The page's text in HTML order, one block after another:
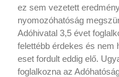
ez sem vezetett
nyomozóhatóság
Adóhivatal 3,5 évet
felettébb érdekes és nem
eset fordult eddig elő.
foglalkozna az